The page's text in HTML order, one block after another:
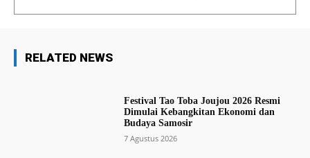
RELATED NEWS
Festival Tao Toba Joujou 2026 Resmi
Dimulai Kebangkitan Ekonomi dan
Budaya Samosir
7 Agustus 2026